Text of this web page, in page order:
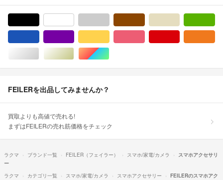
シルバー/銀色系ゴールド/金色系マルチカラー
FEILERを出品してみませんか？
買取よりも高値で売れる!
まずはFEILERの売れ筋価格をチェック
ラクマ ブランド一覧 FEILER（フェイラー） スマホ/家電/カメラ
スマホアクセサリ
ー
ラクマ
カテゴリ一覧 スマホ/家電/カメラ スマホアクセサリー
FEILERのスマホアク